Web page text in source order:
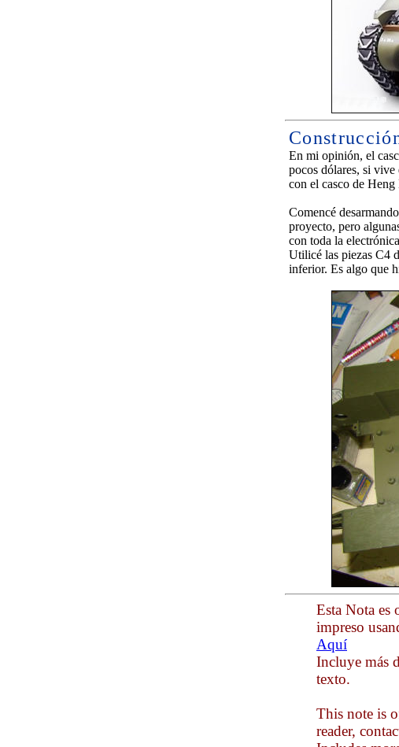
En mi opinión, el
pocos dólares, si vive
con el casco de Heng
Comencé
proyecto, pero
con toda la
Utilicé las piezas C4
inferior. Es algo que
Esta Nota es
impreso
Aquí
Incluye más
texto.
This note is
reader,